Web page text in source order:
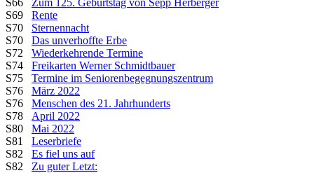
S69 Rente
S70 Sternennacht
S70 Das unverhoffte Erbe
S72 Wiederkehrende Termine
S74 Freikarten Werner Schmidtbauer
S75 Termine im Seniorenbegegnungszentrum
S76 März 2022
S76 Menschen des 21. Jahrhunderts
S78 April 2022
S80 Mai 2022
S81 Leserbriefe
S82 Es fiel uns auf
S82 Zu guter Letzt: